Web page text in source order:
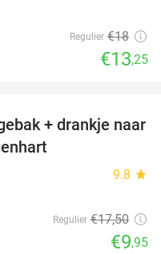
Regulier €18
€13,25
43%
+ drankje naar
9.8 star
Regulier €17,50
€9,95